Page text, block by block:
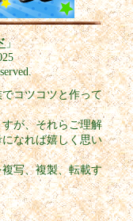
」
コツコツと作って
が、それらご理解
なれば嬉しく思い
写、複製、転載す